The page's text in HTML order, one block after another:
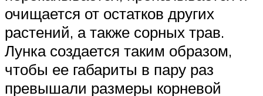
очищается от остатков других
растений, а также сорных трав.
Лунка создается таким образом,
чтобы ее габариты в пару раз
превышали размеры корневой